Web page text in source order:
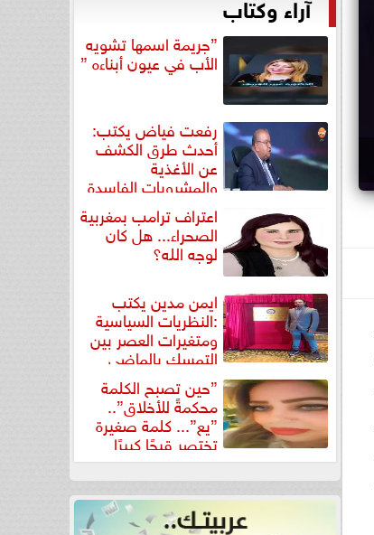
”جريمة اسمها تشويه
الأب في عيون أبناءه ”
رفعت فياض يكتب:
أحدث طرق الكشف
عن الأغذية
والمشروبات الفاسدة
اعتراف ترامب بمغربية
الصحراء... هل كان
لوجه الله؟
ايمن مدين يكتب
:النظريات السياسية
ومتغيرات العصر بين
التمسك بالماضي
ومواجهة تحديات...”حين تصبح الكلمة
محكمةً للأخلاق”..
”يع”... كلمة صغيرة
تختصر قبحًا كبيرًا